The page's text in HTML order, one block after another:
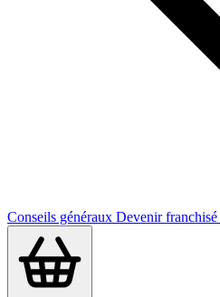
Conseils généraux Devenir franchisé